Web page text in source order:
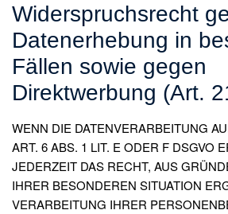
Widerspruchsrecht
Datenerhebung in
Fällen sowie gegen
Direktwerbung (Art.
WENN DIE DATENVERARBEITUNG
ART. 6 ABS. 1 LIT. E ODER F DSGVO
JEDERZEIT DAS RECHT, AUS
IHRER BESONDEREN SITUATION
VERARBEITUNG IHRER